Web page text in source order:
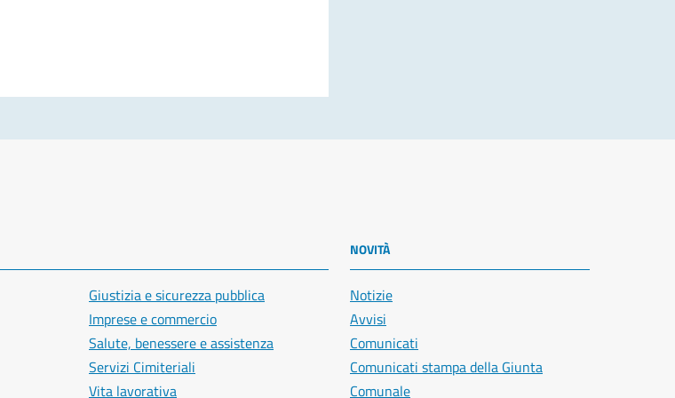
Giustizia e sicurezza pubblica
Imprese e commercio
Salute, benessere e assistenza
Servizi Cimiteriali
Vita lavorativa
NOVITÀ
Notizie
Avvisi
Comunicati
Comunicati stampa della Giunta
Comunale